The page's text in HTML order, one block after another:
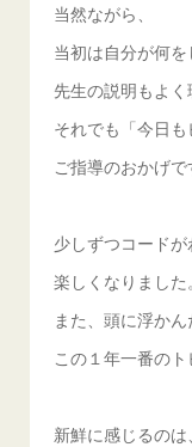
当然ながら、
当初は自分が何を
先生の説明もよく
それでも「今日も
ご指導のおかげで
少しずつコードが
楽しくなりました。
また、頭に浮かん
この１年一番のト
新鮮に感じるのは、